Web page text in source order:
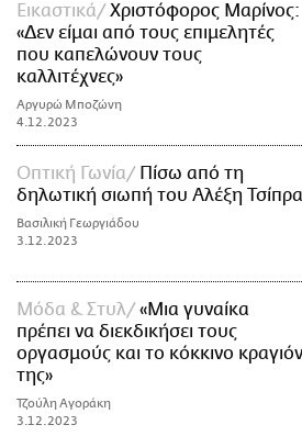
Εικαστικά
Χριστόφορος Μαρίνος:
«Δεν είμαι από τους επιμελητές
που καπελώνουν τους
καλλιτέχνες»
Αργυρώ Μποζώνη
4.12.2023
Οπτική Γωνία
Πίσω από τη
δηλωτική σιωπή του Αλέξη Τσίπρα
Βασιλική Γεωργιάδου
3.12.2023
Μόδα & Στυλ
«Μια γυναίκα
πρέπει να διεκδικήσει τους
οργασμούς και το κόκκινο κραγιόν
της»
Τζούλη Αγοράκη
3.12.2023